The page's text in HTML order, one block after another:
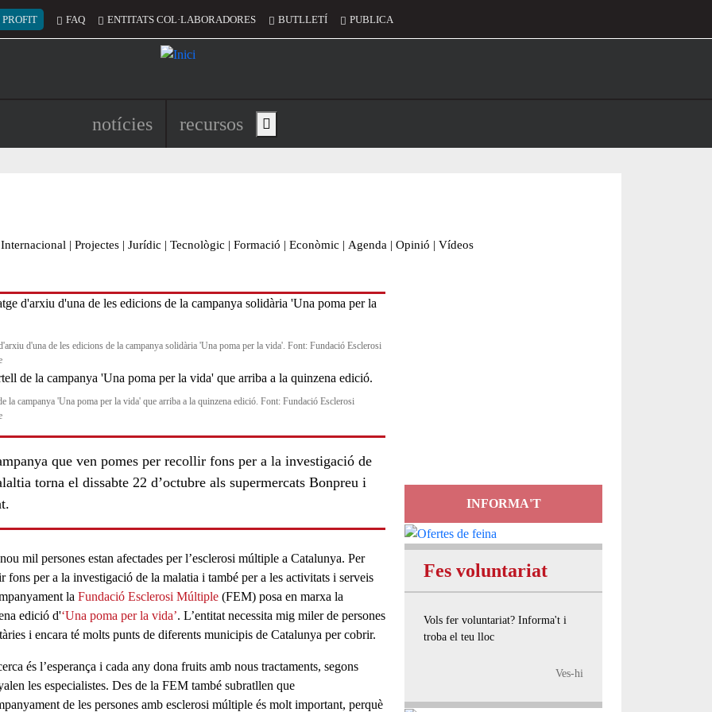
del compte d'usuari
PROFIT FAQ ENTITATS COL·LABORADORES BUTLLETÍ PUBLICA
Navegació principal de l'encapçalament
notícies recursos Show main menu
Internacional | Projectes | Jurídic | Tecnològic | Formació | Econòmic | Agenda | Opinió | Vídeos
d'una de les edicions de la campanya solidària 'Una poma per la vida'. Font: Fundació Esclerosi
la campanya 'Una poma per la vida' que arriba a la quinzena edició. Font: Fundació Esclerosi
que ven pomes per recollir fons per a la investigació de
torna el dissabte 22 d’octubre als supermercats Bonpreu i
mil personesestan afectades per l’esclerosi múltiplea Catalunya. Per
fonsper a la investigació de la malatia i també per a les activitats i serveis
la Fundació Esclerosi Múltiple(FEM) posa en marxa la
edició d'‘Una poma per la vida’. L’entitat necessita mig miler de persones
i encara té molts punts de diferents municipis de Catalunya per cobrir.
és l’esperança i cada any dona fruits amb nous tractaments, segons
les especialistes. Des de la FEM també subratllen que
de les persones amb esclerosi múltipleés molt important, perquè
INFORMA'T
Fes voluntariat
Vols fer voluntariat? Informa't i
troba el teu lloc
Ves-hi